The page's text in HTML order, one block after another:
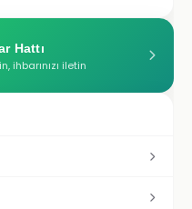
Hattı
ihbarınızı iletin